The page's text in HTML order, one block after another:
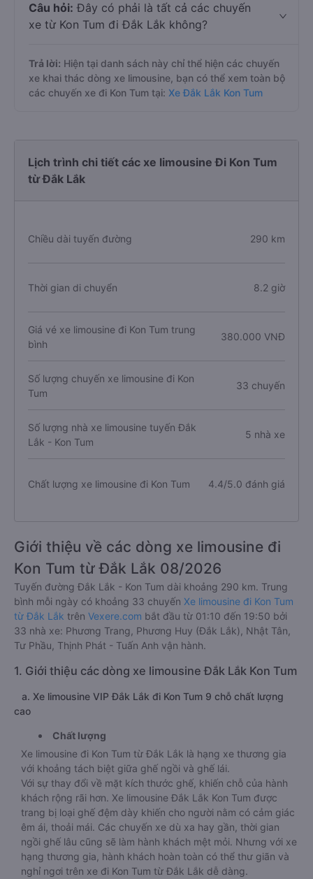
Câu hỏi: Đây có phải là tất cả các chuyến
xe từ Kon Tum đi Đắk Lắk không?
Trả lời: Hiện tại danh sách này chỉ thể hiện các chuyến
xe khai thác dòng xe limousine, bạn có thể xem toàn bộ
các chuyến xe đi Kon Tum tại: Xe Đắk Lắk Kon Tum
Lịch trình chi tiết các xe limousine Đi Kon Tum
từ Đắk Lắk
Chiều dài tuyến đường 290 km
Thời gian di chuyển 8.2 giờ
Giá vé xe limousine đi Kon Tum trung
bình
380.000 VNĐ
Số lượng chuyến xe limousine đi Kon
Tum
33 chuyến
Số lượng nhà xe limousine tuyến Đắk
Lắk - Kon Tum
5 nhà xe
Chất lượng xe limousine đi Kon Tum 4.4/5.0 đánh giá
Giới thiệu về các dòng xe limousine đi
Kon Tum từ Đắk Lắk 08/2026
Tuyến đường Đắk Lắk - Kon Tum dài khoảng 290 km. Trung
bình mỗi ngày có khoảng 33 chuyến Xe limousine đi Kon Tum
từ Đắk Lắk trên Vexere.com bắt đầu từ 01:10 đến 19:50 bởi
33 nhà xe: Phương Trang, Phương Huy (Đắk Lắk), Nhật Tân,
Tư Phầu, Thịnh Phát - Tuấn Anh vận hành.
1. Giới thiệu các dòng xe limousine Đắk Lắk Kon Tum
a. Xe limousine VIP Đắk Lắk đi Kon Tum 9 chỗ chất lượng
cao
Chất lượng
Xe limousine đi Kon Tum từ Đắk Lắk là hạng xe thương gia
với khoảng tách biệt giữa ghế ngồi và ghế lái.
Với sự thay đổi về mặt kích thước ghế, khiến chỗ của hành
khách rộng rãi hơn. Xe limousine Đắk Lắk Kon Tum được
trang bị loại ghế đệm dày khiến cho người nằm có cảm giác
êm ái, thoải mái. Các chuyến xe dù xa hay gần, thời gian
ngồi ghế lâu cũng sẽ làm hành khách mệt mỏi. Nhưng với xe
hạng thương gia, hành khách hoàn toàn có thể thư giãn và
nghỉ ngơi trên xe đi Kon Tum từ Đắk Lắk dễ dàng.